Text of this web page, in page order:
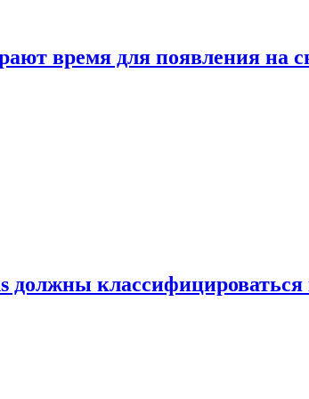
время для появления на
должны